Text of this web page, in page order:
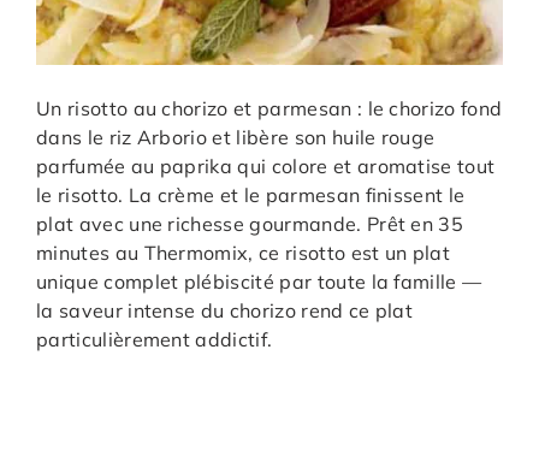
Un risotto au chorizo et parmesan : le chorizo fond
dans le riz Arborio et libère son huile rouge
parfumée au paprika qui colore et aromatise tout
le risotto. La crème et le parmesan finissent le
plat avec une richesse gourmande. Prêt en 35
minutes au Thermomix, ce risotto est un plat
unique complet plébiscité par toute la famille —
la saveur intense du chorizo rend ce plat
particulièrement addictif.